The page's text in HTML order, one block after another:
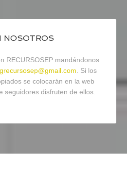
NOSOTROS
RECURSOSEP mandándonos
. Si los
se colocarán en la web
seguidores disfruten de ellos.